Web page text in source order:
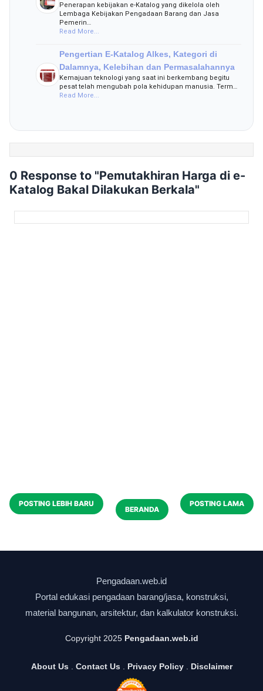
Penerapan kebijakan e-Katalog yang dikelola oleh
Lembaga Kebijakan Pengadaan Barang dan Jasa
Pemerin…
Read More...
Pengertian E-Katalog Alkes, Kategori di
Dalamnya, Kelebihan dan Permasalahannya
Kemajuan teknologi yang saat ini berkembang begitu
pesat telah mengubah pola kehidupan manusia. Term…
Read More...
0 Response to "Pemutakhiran Harga di e-
Katalog Bakal Dilakukan Berkala"
POSTING LEBIH BARU POSTING LAMA
BERANDA
Copyright 2025 Pengadaan.web.id
About Us Contact Us Privacy Policy. Disclaimer